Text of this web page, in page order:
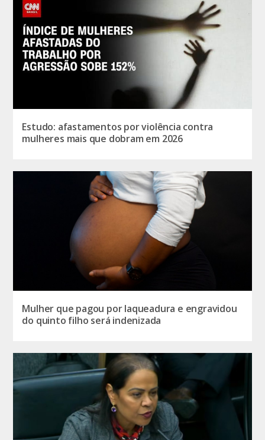
Estudo: afastamentos por violência contra
mulheres mais que dobram em 2026
Mulher que pagou por laqueadura e engravidou
do quinto filho será indenizada